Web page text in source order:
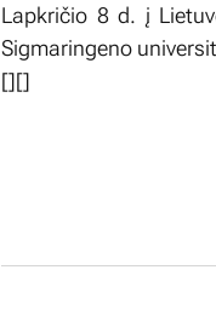
Lapkričio 8 d. į
Sigmaringeno
[][]